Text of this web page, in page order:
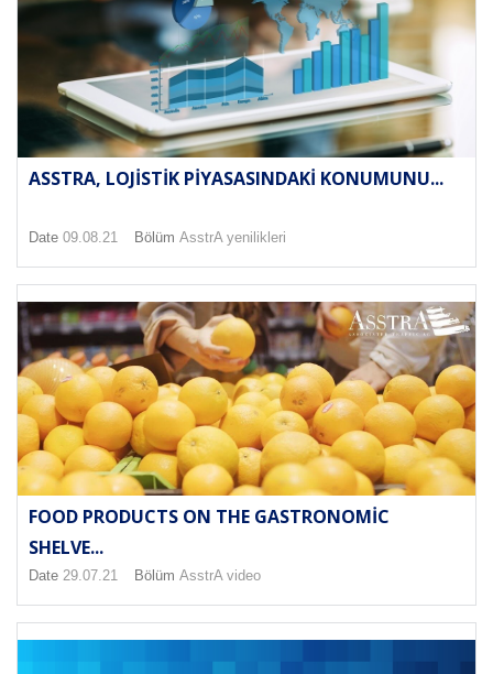
ASSTRA, LOJISTIK PIYASASINDAKI KONUMUNU...
Date 09.08.21 Bölüm AsstrA yenilikleri
FOOD PRODUCTS ON THE GASTRONOMIC
SHELVE...
Date 29.07.21 Bölüm AsstrA video